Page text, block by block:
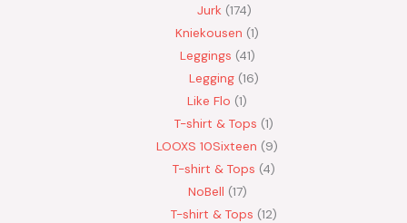
Jurk 174
Kniekousen 1
Leggings 41
Legging 16
Like Flo 1
T-shirt & Tops 1
LOOXS 10Sixteen
9
T-shirt & Tops 4
NoBell 17
T-shirt & Tops 12